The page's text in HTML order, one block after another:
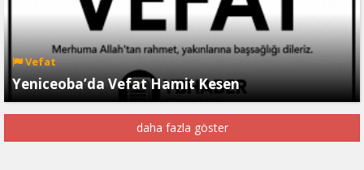
Vefat
Yeniceoba’da Vefat Hamit Kesen
daha fazla göster